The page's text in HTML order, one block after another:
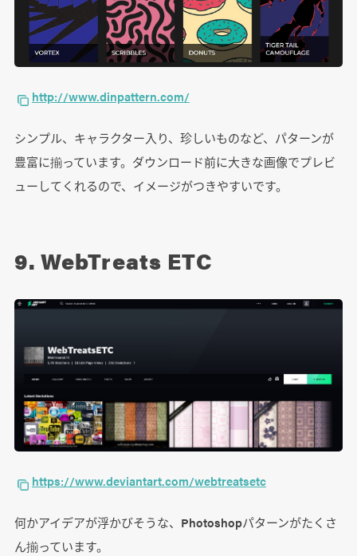
http://www.dinpattern.com/
シンプル、キャラクター入り、珍しいものなど、パターンが
豊富に揃っています。ダウンロード前に大きな画像でプレビ
ューしてくれるので、イメージがつきやすいです。
9. WebTreats ETC
https://www.deviantart.com/webtreatsetc
何かアイデアが浮かびそうな、Photoshopパターンがたくさ
ん揃っています。